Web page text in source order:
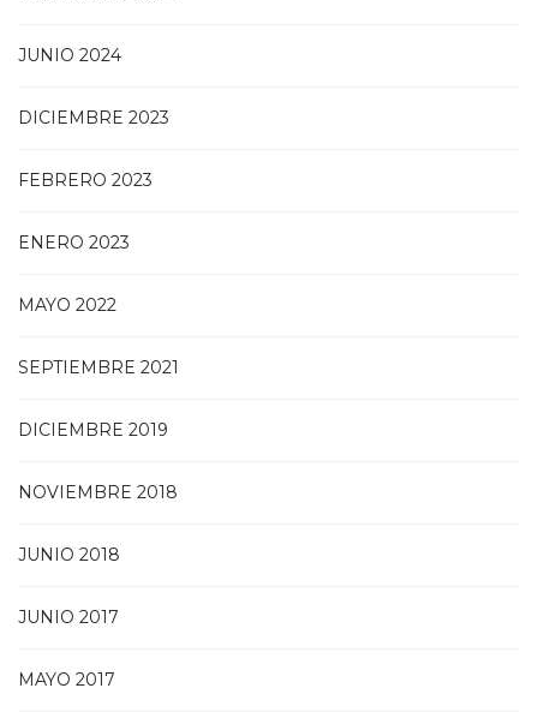
JUNIO 2024
DICIEMBRE 2023
FEBRERO 2023
ENERO 2023
MAYO 2022
SEPTIEMBRE 2021
DICIEMBRE 2019
NOVIEMBRE 2018
JUNIO 2018
JUNIO 2017
MAYO 2017